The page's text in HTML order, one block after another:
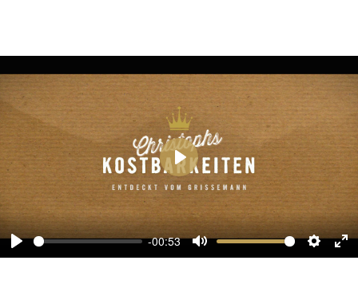
Play
-00:53
Mute
Play